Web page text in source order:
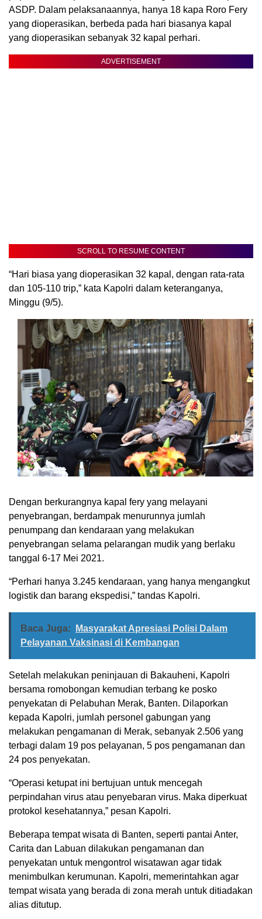
ASDP. Dalam pelaksanaannya, hanya 18 kapa Roro Fery
yang dioperasikan, berbeda pada hari biasanya kapal
yang dioperasikan sebanyak 32 kapal perhari.
ADVERTISEMENT
SCROLL TO RESUME CONTENT
“Hari biasa yang dioperasikan 32 kapal, dengan rata-rata
dan 105-110 trip,” kata Kapolri dalam keteranganya,
Minggu (9/5).
Dengan berkurangnya kapal fery yang melayani
penyebrangan, berdampak menurunnya jumlah
penumpang dan kendaraan yang melakukan
penyebrangan selama pelarangan mudik yang berlaku
tanggal 6-17 Mei 2021.
“Perhari hanya 3.245 kendaraan, yang hanya mengangkut
logistik dan barang ekspedisi,” tandas Kapolri.
Baca Juga:
Masyarakat Apresiasi Polisi Dalam
Pelayanan Vaksinasi di Kembangan
Setelah melakukan peninjauan di Bakauheni, Kapolri
bersama romobongan kemudian terbang ke posko
penyekatan di Pelabuhan Merak, Banten. Dilaporkan
kepada Kapolri, jumlah personel gabungan yang
melakukan pengamanan di Merak, sebanyak 2.506 yang
terbagi dalam 19 pos pelayanan, 5 pos pengamanan dan
24 pos penyekatan.
“Operasi ketupat ini bertujuan untuk mencegah
perpindahan virus atau penyebaran virus. Maka diperkuat
protokol kesehatannya,” pesan Kapolri.
Beberapa tempat wisata di Banten, seperti pantai Anter,
Carita dan Labuan dilakukan pengamanan dan
penyekatan untuk mengontrol wisatawan agar tidak
menimbulkan kerumunan. Kapolri, memerintahkan agar
tempat wisata yang berada di zona merah untuk ditiadakan
alias ditutup.